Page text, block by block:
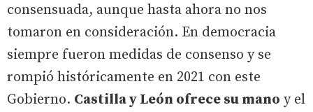
consensuada, aunque hasta ahora no nos
tomaron en consideración. En democracia
siempre fueron medidas de consenso y se
rompió históricamente en 2021 con este
Gobierno. Castilla y León ofrece su mano y el